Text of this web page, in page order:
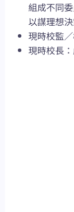
組成不同
以謀理想決
現時校監
現時校長